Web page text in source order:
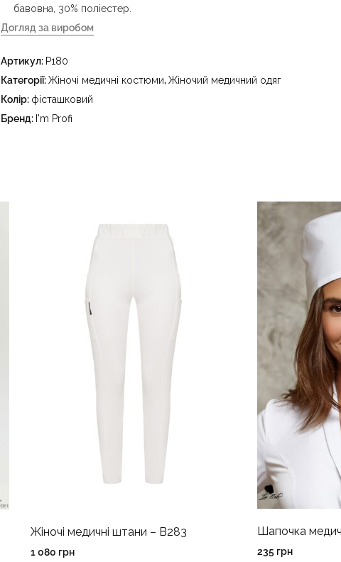
бавовна, 30% поліестер.
Догляд за виробом
праски до 150 °C - не відбілювати - суха чистка з використанням
тетрахлоретилену (перхлоретилену) та вуглеводів (бензин, вайт-
в пральному барабані за температури до 40 °C
Артикул: P180
Категорії:Жіночі медичні костюми,Жіночий медичний одяг
Колір: фісташковий
Бренд: I'm Profi
Жіночі медичні штани – B283
1 080 грн
Шапочка
235 грн